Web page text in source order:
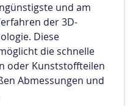
und am
der 3D-
Diese
die schnelle
oder Kunststoffteilen
Abmessungen und